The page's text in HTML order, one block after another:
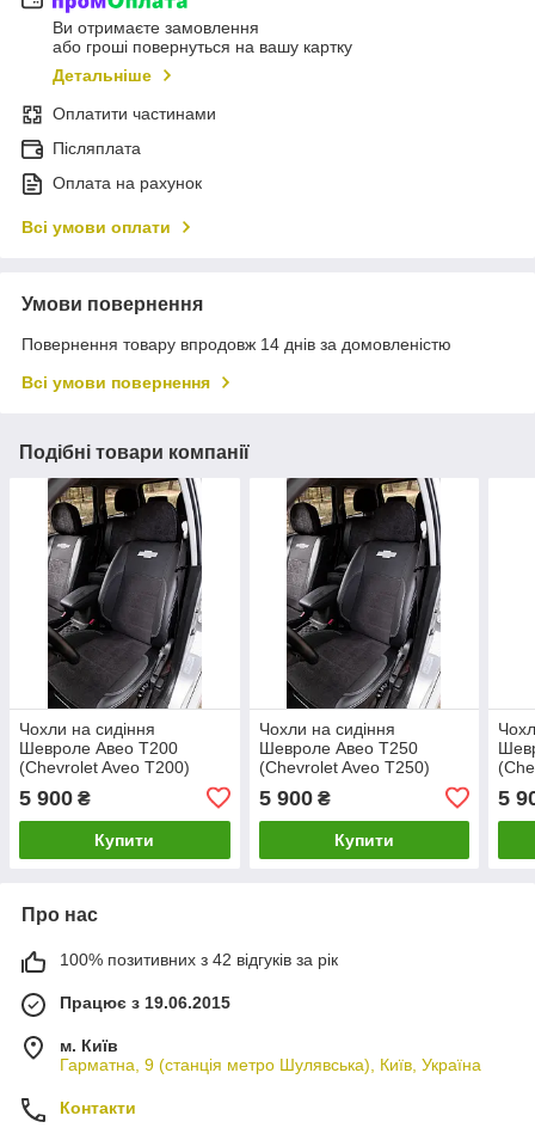
Ви отримаєте замовлення
або гроші повернуться на вашу картку
Детальніше
Оплатити частинами
Післяплата
Оплата на рахунок
Всі умови оплати
Умови повернення
Повернення товару впродовж 14 днів за домовленістю
Всі умови повернення
Подібні товари компанії
Чохли на сидіння
Шевроле Авео Т200
(Chevrolet Aveo Т200)
аригона алькантара
5 900 ₴
Купити
Чохли на сидіння
Шевроле Авео Т250
(Chevrolet Aveo Т250)
аригона алькантара
5 900₴
Купити
5
Про нас
100% позитивних з 42 відгуків за рік
Працює з 19.06.2015
м. Київ
Гарматна, 9 (станція метро Шулявська), Київ, Україна
Контакти